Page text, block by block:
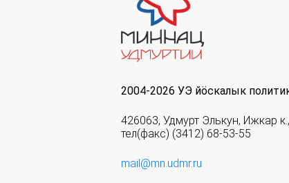
2004-2026 УЭ йöскалык
426063, Удмурт Элькун, Ижкар
тел(факс) (3412) 68-53-55
mail@mn.udmr.ru